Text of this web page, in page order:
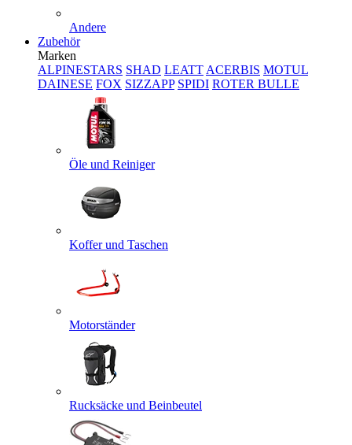
Andere
Zubehör
Marken
ALPINESTARS SHAD LEATT ACERBIS MOTUL
DAINESE FOX SIZZAPP SPIDI ROTER BULLE
Öle und Reiniger
Koffer und Taschen
Motorständer
Rucksäcke und Beinbeutel